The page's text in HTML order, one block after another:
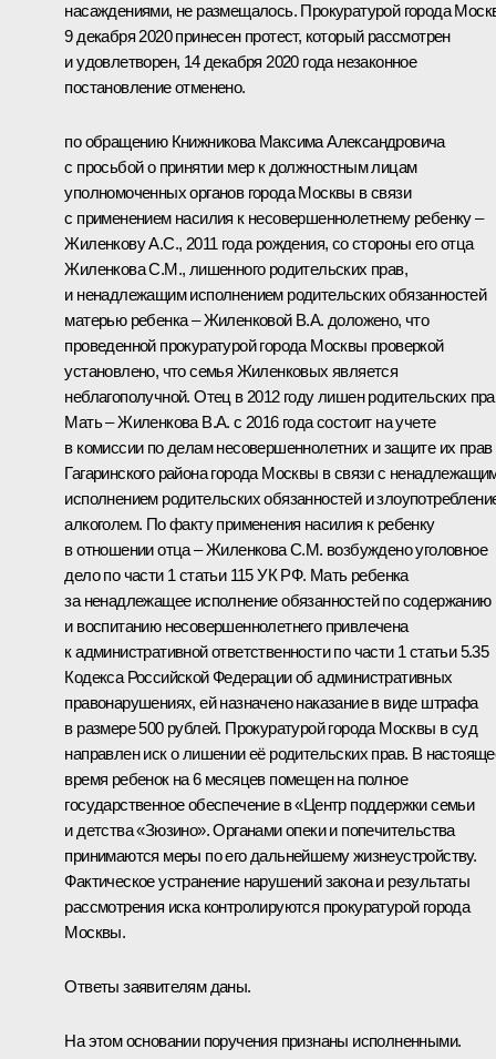
насаждениями, не размещалось. Прокуратурой города
9 декабря 2020 принесен протест, который рассмотрен
и удовлетворен, 14 декабря 2020 года незаконное
постановление отменено.
по обращению Книжникова Максима Александровича
с просьбой о принятии мер к должностным лицам
уполномоченных органов города Москвы в связи
с применением насилия к несовершеннолетнему ребенку –
Жиленкову А.С., 2011 года рождения, со стороны его отца
Жиленкова С.М., лишенного родительских прав,
и ненадлежащим исполнением родительских обязанностей
матерью ребенка – Жиленковой В.А. доложено, что
проведенной прокуратурой города Москвы проверкой
установлено, что семья Жиленковых является
неблагополучной. Отец в 2012 году лишен родительских
Мать – Жиленкова В.А. с 2016 года состоит на учете
в комиссии по делам несовершеннолетних и защите их прав
Гагаринского района города Москвы в связи с
исполнением родительских обязанностей и
алкоголем. По факту применения насилия к ребенку
в отношении отца – Жиленкова С.М. возбуждено уголовное
дело по части 1 статьи 115 УК РФ. Мать ребенка
за ненадлежащее исполнение обязанностей по содержанию
и воспитанию несовершеннолетнего привлечена
к административной ответственности по части 1 статьи 5.35
Кодекса Российской Федерации об административных
правонарушениях, ей назначено наказание в виде штрафа
в размере 500 рублей. Прокуратурой города Москвы в суд
направлен иск о лишении её родительских прав. В
время ребенок на 6 месяцев помещен на полное
государственное обеспечение в «Центр поддержки семьи
и детства «Зюзино». Органами опеки и попечительства
принимаются меры по его дальнейшему жизнеустройству.
Фактическое устранение нарушений закона и результаты
рассмотрения иска контролируются прокуратурой города
Москвы.
Ответы заявителям даны.
На этом основании поручения признаны исполненными.